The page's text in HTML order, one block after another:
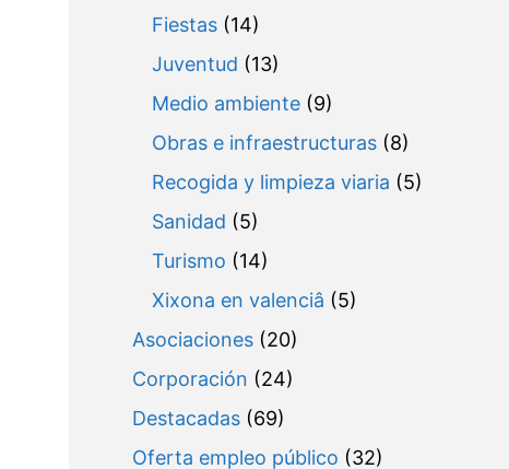
Fiestas(14)
Juventud (13)
Medio ambiente(9)
Obras e infraestructuras(8)
Recogida y limpieza viaria (5)
Sanidad (5)
Turismo (14)
Xixona en valenciâ (5)
Asociaciones(20)
Corporación (24)
Destacadas(69)
Oferta empleo público (32)